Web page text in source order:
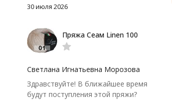
аккуратно. После стирки полотно
потеряло, цвет тоже не стал
тусклее. Единственный нюанс -
моточки маленькие, расход лучше
чуть-чуть не хватило))
30 июля 2026
Пряжа Сеам Linen 100
Светлана Игнатьевна Морозова
Здравствуйте! В ближайшее время
будут поступления этой пряжи?